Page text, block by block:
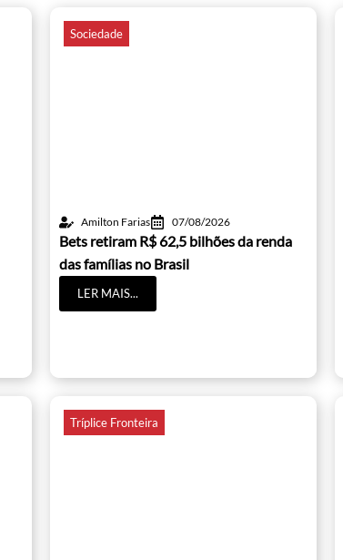
Sociedade
Amilton Farias 07/08/2026
Bets retiram R$ 62,5 bilhões da renda
das famílias no Brasil
LER MAIS...
Tríplice Fronteira